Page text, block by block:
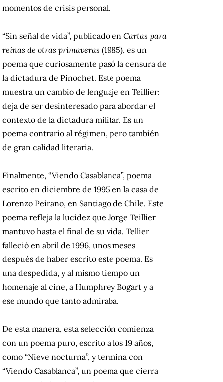
momentos de crisis personal.
“Sin señal de vida”, publicado en Cartas para
reinas de otras primaveras (1985), es un
poema que curiosamente pasó la censura de
la dictadura de Pinochet. Este poema
muestra un cambio de lenguaje en Teillier:
deja de ser desinteresado para abordar el
contexto de la dictadura militar. Es un
poema contrario al régimen, pero también
de gran calidad literaria.
Finalmente, “Viendo Casablanca”, poema
escrito en diciembre de 1995 en la casa de
Lorenzo Peirano, en Santiago de Chile. Este
poema refleja la lucidez que Jorge Teillier
mantuvo hasta el final de su vida. Tellier
falleció en abril de 1996, unos meses
después de haber escrito este poema. Es
una despedida, y al mismo tiempo un
homenaje al cine, a Humphrey Bogart y a
ese mundo que tanto admiraba.
De esta manera, esta selección comienza
con un poema puro, escrito a los 19 años,
como “Nieve nocturna”, y termina con
“Viendo Casablanca”, un poema que cierra